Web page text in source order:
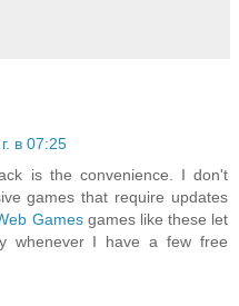
в 07:25
is the convenience. I don't
games that require updates
Gamesgames like these let
whenever I have a few free